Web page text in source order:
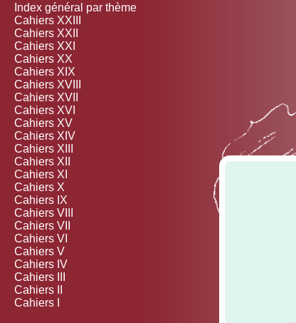
Index général par thème
Cahiers XXIII
Cahiers XXII
Cahiers XXI
Cahiers XX
Cahiers XIX
Cahiers XVIII
Cahiers XVII
Cahiers XVI
Cahiers XV
Cahiers XIV
Cahiers XIII
Cahiers XII
Cahiers XI
Cahiers X
Cahiers IX
Cahiers VIII
Cahiers VII
Cahiers VI
Cahiers V
Cahiers IV
Cahiers III
Cahiers II
Cahiers I